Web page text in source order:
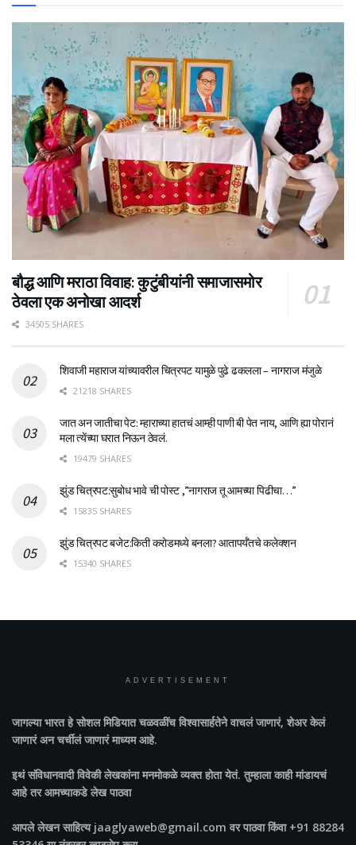
बौद्ध आणि मराठा विवाह: कुटुंबीयांनी समाजासमोर
ठेवला एक अनोखा आदर्श
34505 SHARES
शिवाजी महाराज यांच्यावरील चित्रपट यामुळे पुढे ढकलला – नागराज मंजुळे
21218 SHARES
जात अन जातीचा पेट: म्हाराच्या हातचं आम्ही पाणी बी पेत नाय, आणि ह्या पोरानं
मला त्येंच्या घरात निऊन ठेवलं.
19479 SHARES
झुंड चित्रपट:सुबोध भावे ची पोस्ट ,”नागराज तू आमच्या पिढीचा…”
15835 SHARES
झुंड चित्रपट बजेट:किती करोडमध्ये बनला? आतापर्यँतचे कलेक्शन
15340 SHARES
ADVERTISEMENT
जागल्या भारतहे सोशल मिडियात चळवळींच विश्वासार्हतेने वाचलं जाणारं, शेअर केलं
जाणारं अन चर्चीलं जाणारं माध्यम आहे.
इथं संविधानवादी विवेकी लेखकांना मनमोकळे व्यक्त होता येतं. तुम्हाला काही मांडायचं
आहे तर आमच्याकडे लेख पाठवा
आपले लेखन साहित्य jaaglyaweb@gmail.com वर पाठवा किंवा +91 88284